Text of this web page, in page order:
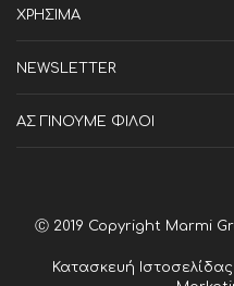
ΧΡΗΣΙΜΑ
NEWSLETTER
ΑΣ ΓΙΝΟΥΜΕ ΦΙΛΟΙ
Ⓒ 2019 Copyright Marmi
Κατασκευή Ιστοσελίδας